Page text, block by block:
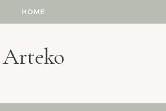
HOME
Arteko